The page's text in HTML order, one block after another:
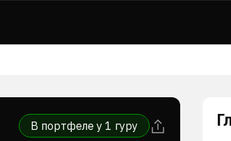
В портфеле у 1 гуру